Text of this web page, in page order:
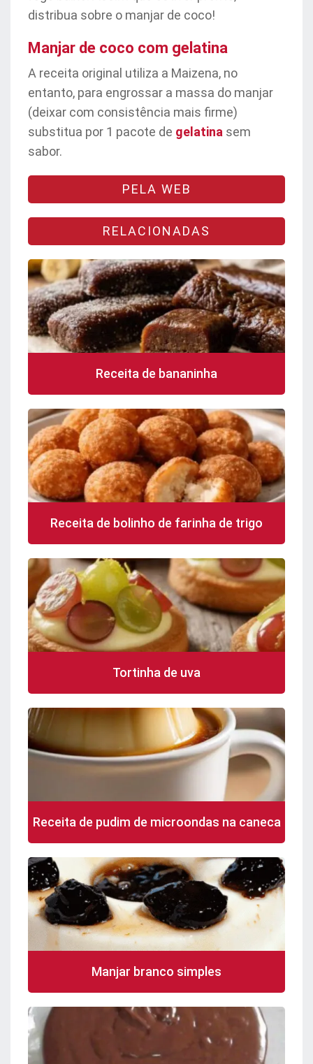
distribua sobre o manjar de coco!
Manjar de coco com gelatina
A receita original utiliza a Maizena, no
entanto, para engrossar a massa do manjar
(deixar com consistência mais firme)
substitua por 1 pacote de gelatina sem
sabor.
PELA WEB
RELACIONADAS
Receita de bananinha
Receita de bolinho de farinha de trigo
Tortinha de uva
Receita de pudim de microondas na caneca
Manjar branco simples